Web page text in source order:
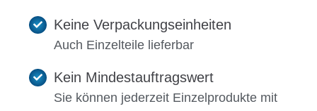
Keine Verpackungseinheiten
Auch Einzelteile lieferbar
Kein Mindestauftragswert
Sie können jederzeit Einzelprodukte mit